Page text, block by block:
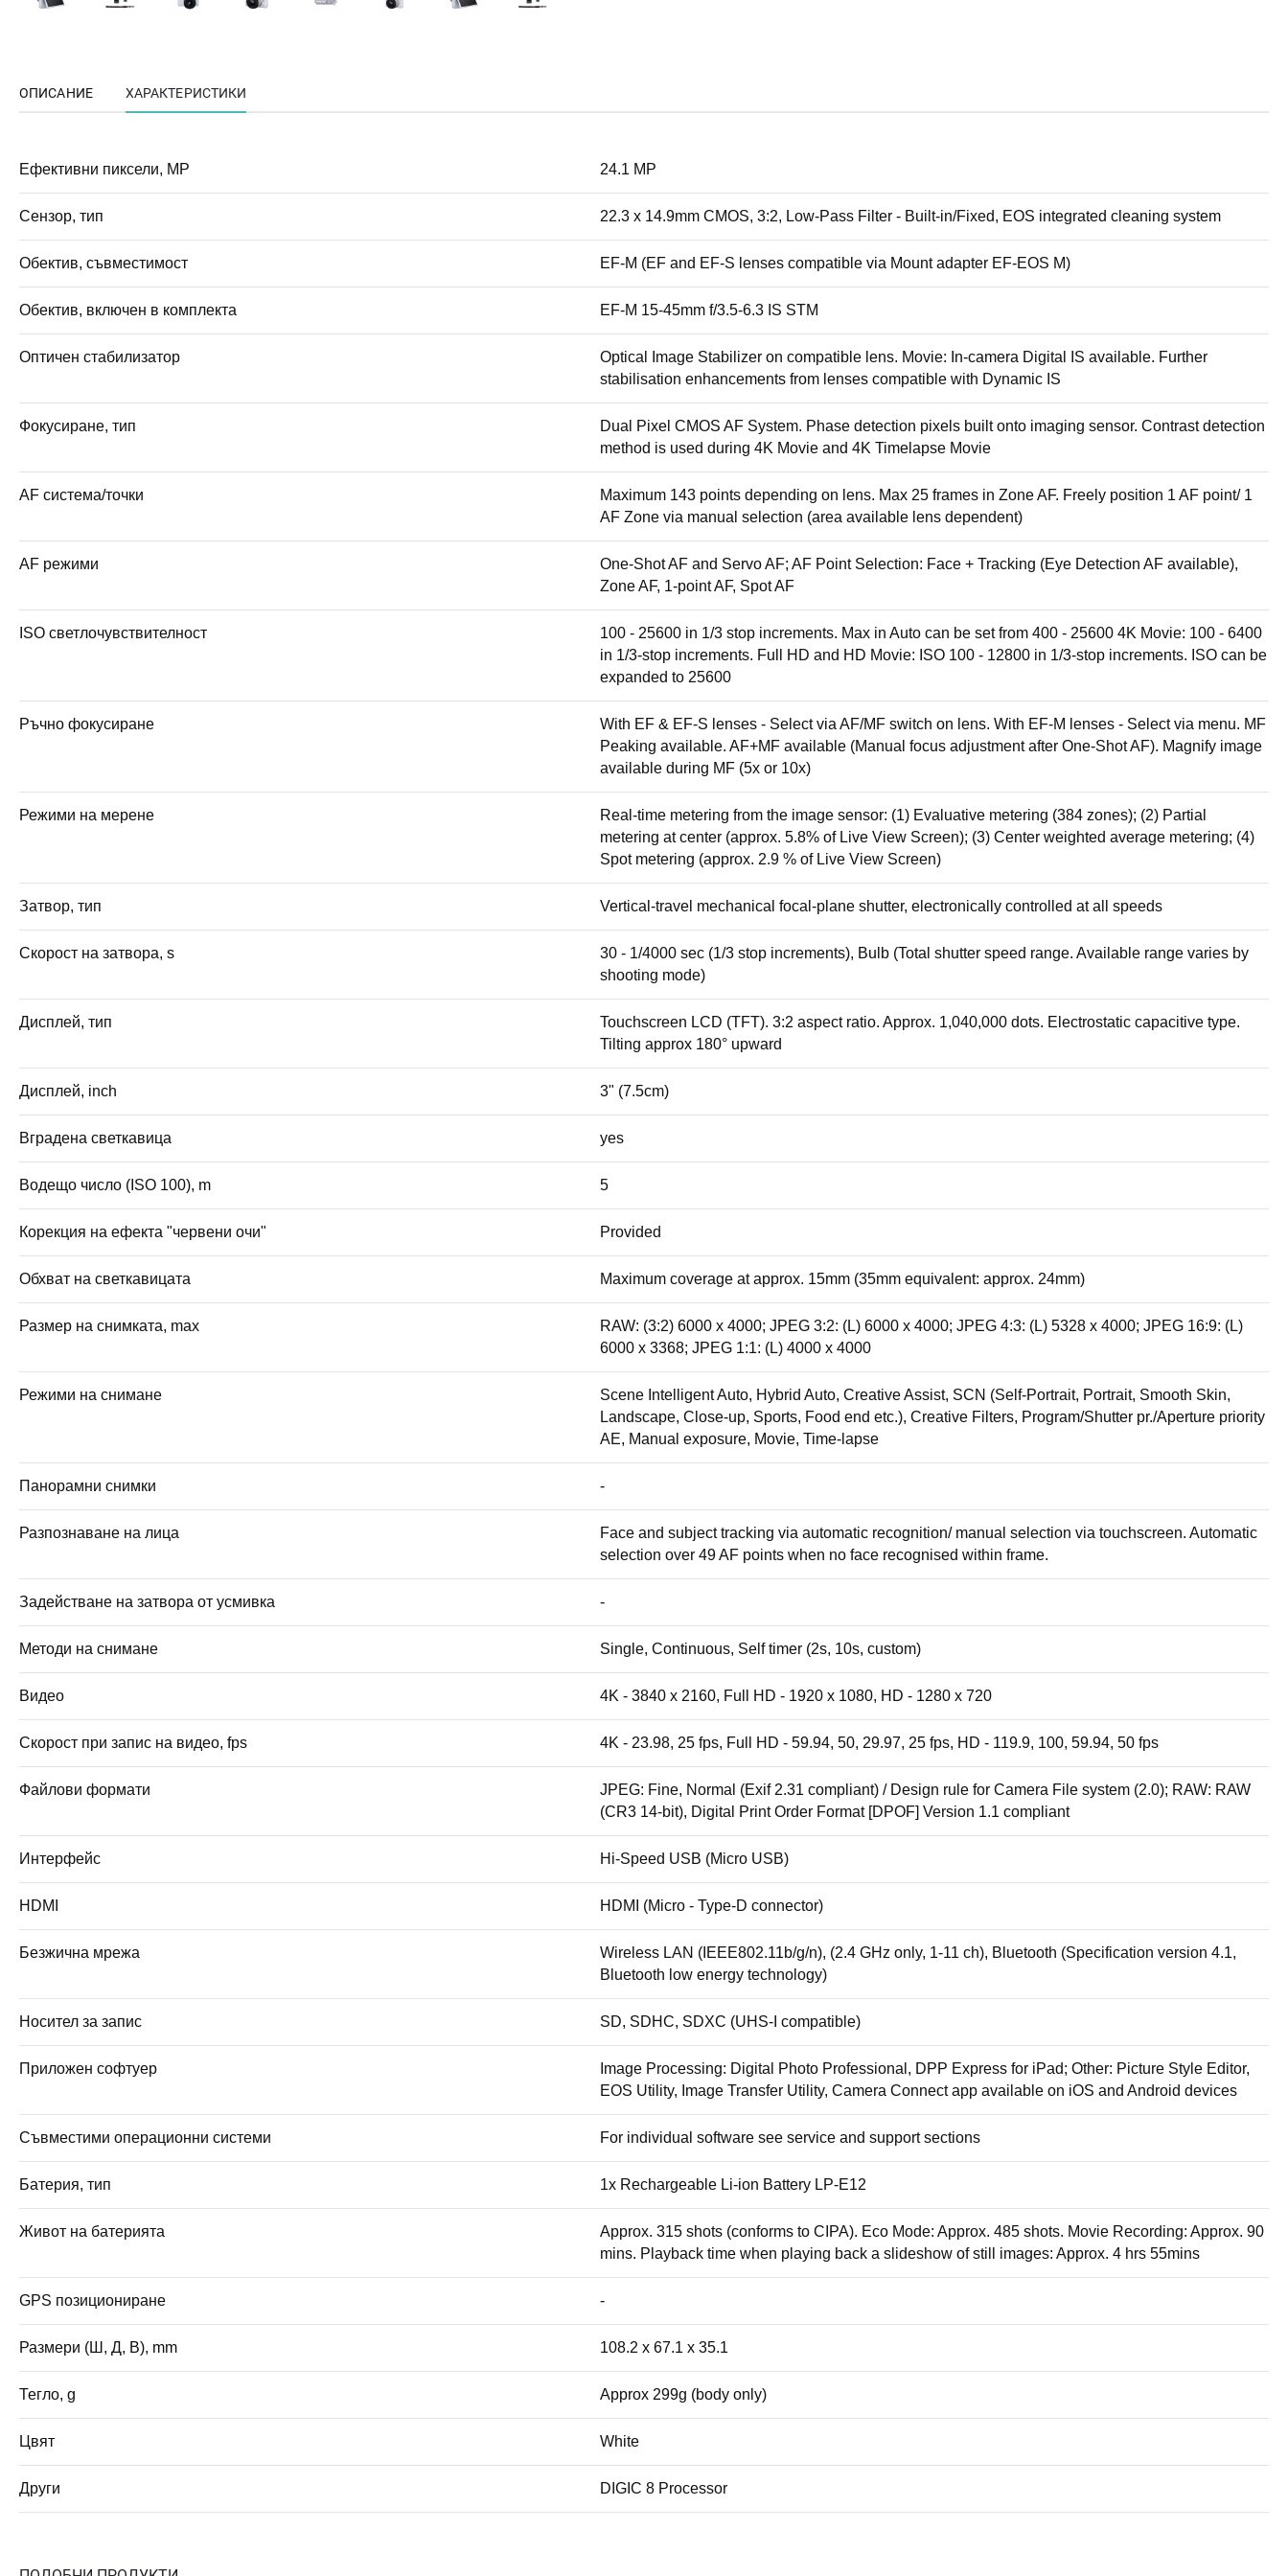
ОПИСАНИЕ ХАРАКТЕРИСТИКИ
Ефективни пиксели, MP 24.1 MP
Сензор, тип 22.3 x 14.9mm CMOS, 3:2, Low-Pass Filter - Built-in/Fixed, EOS integrated cleaning system
Обектив, съвместимост EF-M (EF and EF-S lenses compatible via Mount adapter EF-EOS M)
Обектив, включен в комплекта EF-M 15-45mm f/3.5-6.3 IS STM
Оптичен стабилизатор
Optical Image Stabilizer on compatible lens. Movie: In-camera Digital IS available. Further
stabilisation enhancements from lenses compatible with Dynamic IS
Фокусиране, тип
Dual Pixel CMOS AF System. Phase detection pixels built onto imaging sensor. Contrast detection
method is used during 4K Movie and 4K Timelapse Movie
AF система/точки
Maximum 143 points depending on lens. Max 25 frames in Zone AF. Freely position 1 AF point/ 1
AF Zone via manual selection (area available lens dependent)
AF режими
One-Shot AF and Servo AF; AF Point Selection: Face + Tracking (Eye Detection AF available),
Zone AF, 1-point AF, Spot AF
ISO светлочувствителност
100 - 25600 in 1/3 stop increments. Max in Auto can be set from 400 - 25600 4K Movie: 100 - 6400
in 1/3-stop increments. Full HD and HD Movie: ISO 100 - 12800 in 1/3-stop increments. ISO can be
expanded to 25600
Ръчно фокусиране
With EF & EF-S lenses - Select via AF/MF switch on lens. With EF-M lenses - Select via menu. MF
Peaking available. AF+MF available (Manual focus adjustment after One-Shot AF). Magnify image
available during MF (5x or 10x)
Режими на мерене
Real-time metering from the image sensor: (1) Evaluative metering (384 zones); (2) Partial
metering at center (approx. 5.8% of Live View Screen); (3) Center weighted average metering; (4)
Spot metering (approx. 2.9 % of Live View Screen)
Затвор, тип Vertical-travel mechanical focal-plane shutter, electronically controlled at all speeds
Скорост на затвора, s
30 - 1/4000 sec (1/3 stop increments), Bulb (Total shutter speed range. Available range varies by
shooting mode)
Дисплей, тип
Touchscreen LCD (TFT). 3:2 aspect ratio. Approx. 1,040,000 dots. Electrostatic capacitive type.
Tilting approx 180° upward
Дисплей, inch 3" (7.5cm)
Вградена светкавица yes
Водещо число (ISO 100), m 5
Корекция на ефекта "червени очи" Provided
Обхват на светкавицата Maximum coverage at approx. 15mm (35mm equivalent: approx. 24mm)
Размер на снимката, max
RAW: (3:2) 6000 x 4000; JPEG 3:2: (L) 6000 x 4000; JPEG 4:3: (L) 5328 x 4000; JPEG 16:9: (L)
6000 x 3368; JPEG 1:1: (L) 4000 x 4000
Режими на снимане
Scene Intelligent Auto, Hybrid Auto, Creative Assist, SCN (Self-Portrait, Portrait, Smooth Skin,
Landscape, Close-up, Sports, Food end etc.), Creative Filters, Program/Shutter pr./Aperture priority
AE, Manual exposure, Movie, Time-lapse
Панорамни снимки -
Разпознаване на лица
Face and subject tracking via automatic recognition/ manual selection via touchscreen. Automatic
selection over 49 AF points when no face recognised within frame.
Задействане на затвора от усмивка -
Методи на снимане Single, Continuous, Self timer (2s, 10s, custom)
Видео 4K - 3840 x 2160, Full HD - 1920 x 1080, HD - 1280 x 720
Скорост при запис на видео, fps 4K - 23.98, 25 fps, Full HD - 59.94, 50, 29.97, 25 fps, HD - 119.9, 100, 59.94, 50 fps
Файлови формати
JPEG: Fine, Normal (Exif 2.31 compliant) / Design rule for Camera File system (2.0); RAW: RAW
(CR3 14-bit), Digital Print Order Format [DPOF] Version 1.1 compliant
Интерфейс Hi-Speed USB (Micro USB)
HDMI HDMI (Micro - Type-D connector)
Безжична мрежа
Wireless LAN (IEEE802.11b/g/n), (2.4 GHz only, 1-11 ch), Bluetooth (Specification version 4.1,
Bluetooth low energy technology)
Носител за запис SD, SDHC, SDXC (UHS-I compatible)
Приложен софтуер
Image Processing: Digital Photo Professional, DPP Express for iPad; Other: Picture Style Editor,
EOS Utility, Image Transfer Utility, Camera Connect app available on iOS and Android devices
Съвместими операционни системи For individual software see service and support sections
Батерия, тип 1x Rechargeable Li-ion Battery LP-E12
Живот на батерията
Approx. 315 shots (conforms to CIPA). Eco Mode: Approx. 485 shots. Movie Recording: Approx. 90
mins. Playback time when playing back a slideshow of still images: Approx. 4 hrs 55mins
GPS позициониране -
Размери (Ш, Д, В), mm 108.2 x 67.1 x 35.1
Тегло, g Approx 299g (body only)
Цвят White
Други DIGIC 8 Processor